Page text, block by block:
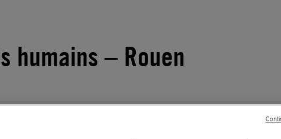
humains – Rouen